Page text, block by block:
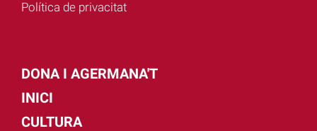
Política de privacitat
DONA I AGERMANA'T
INICI
CULTURA